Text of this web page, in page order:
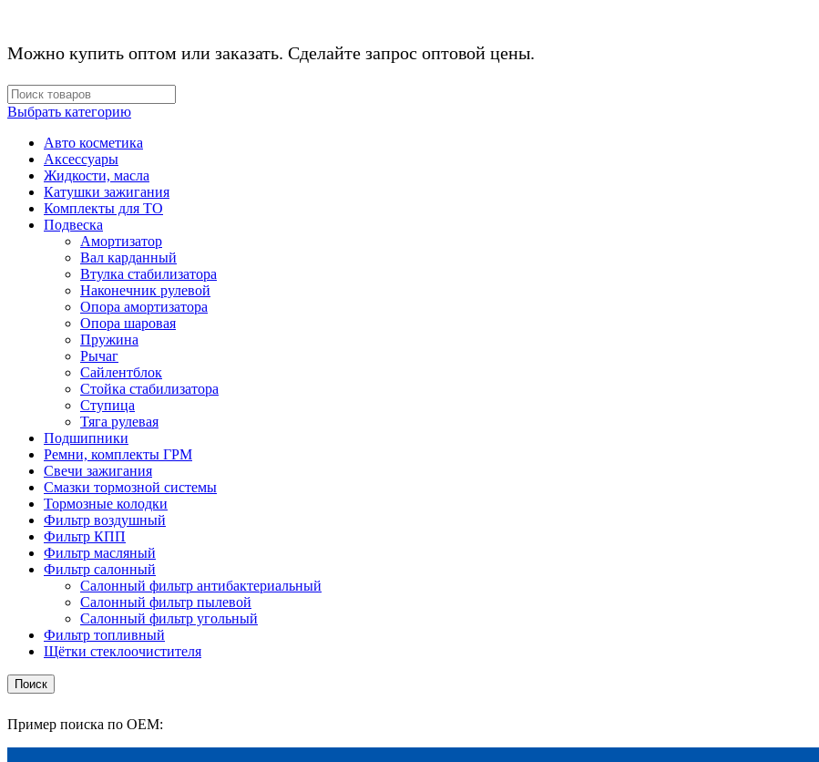
Можно купить оптом или заказать. Сделайте запрос оптовой цены.
Выбрать категорию
Авто косметика
Аксессуары
Жидкости, масла
Катушки зажигания
Комплекты для ТО
Подвеска
Амортизатор
Вал карданный
Втулка стабилизатора
Наконечник рулевой
Опора амортизатора
Опора шаровая
Пружина
Рычаг
Сайлентблок
Стойка стабилизатора
Ступица
Тяга рулевая
Подшипники
Ремни, комплекты ГРМ
Свечи зажигания
Смазки тормозной системы
Тормозные колодки
Фильтр воздушный
Фильтр КПП
Фильтр масляный
Фильтр салонный
Салонный фильтр антибактериальный
Салонный фильтр пылевой
Салонный фильтр угольный
Фильтр топливный
Щётки стеклоочистителя
Поиск
Пример поиска по OEM: